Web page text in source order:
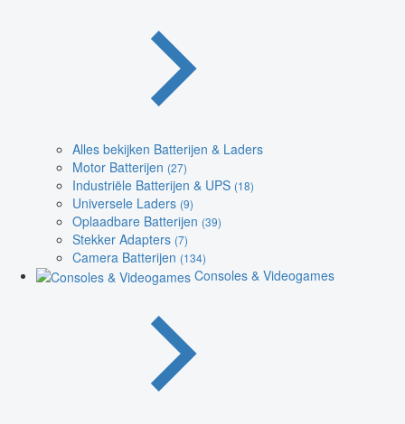
Alles bekijken Batterijen & Laders
Motor Batterijen (27)
Industriële Batterijen & UPS (18)
Universele Laders (9)
Oplaadbare Batterijen (39)
Stekker Adapters (7)
Camera Batterijen (134)
Consoles & Videogames